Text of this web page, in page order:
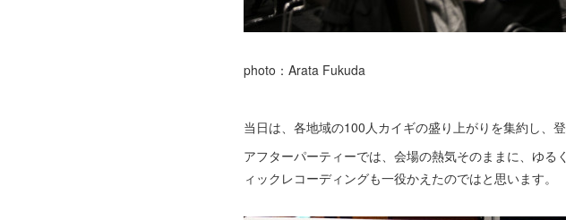
photo：Arata Fukuda
当日は、各地域の100人カイギの盛り上がりを集約し、
アフターパーティーでは、会場の熱気そのままに、ゆ
ィックレコーディングも一役かえたのではと思います。